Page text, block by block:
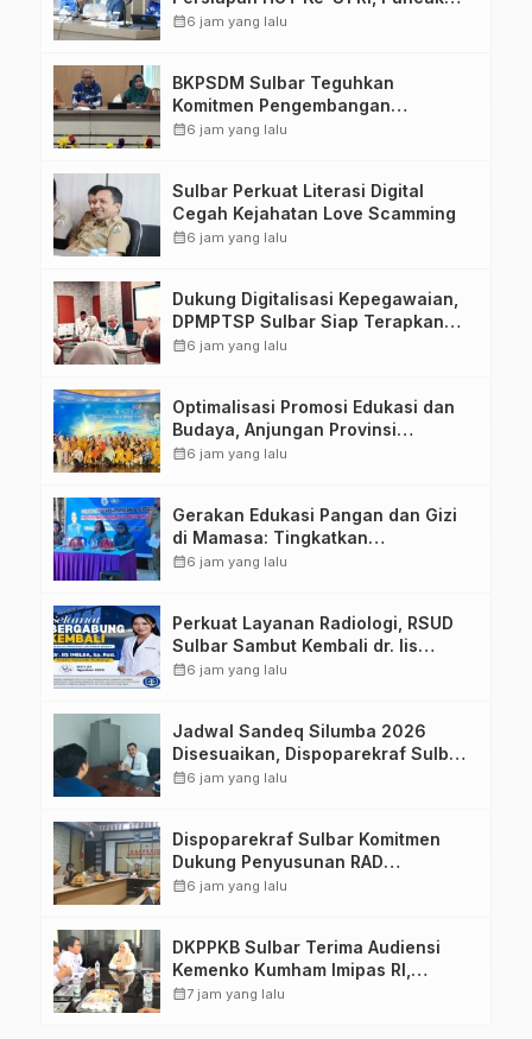
Upacara di Lapangan Ahmad
calendar_month6 jam yang lalu
BKPSDM Sulbar Teguhkan
Komitmen Pengembangan
Kompetensi ASN melalui
calendar_month6 jam yang lalu
Sulbar Perkuat Literasi Digital
Cegah Kejahatan Love Scamming
calendar_month6 jam yang lalu
Dukung Digitalisasi Kepegawaian,
DPMPTSP Sulbar Siap Terapkan
Aplikasi FLEKSI ASN
calendar_month6 jam yang lalu
Optimalisasi Promosi Edukasi dan
Budaya, Anjungan Provinsi
Sulawesi Barat Perkuat Kolaborasi
calendar_month6 jam yang lalu
Gerakan Edukasi Pangan dan Gizi
di Mamasa: Tingkatkan
Pengetahuan dan Keterampilan
calendar_month6 jam yang lalu
Perkuat Layanan Radiologi, RSUD
Sulbar Sambut Kembali dr. Iis
Imelda, Sp.Rad
calendar_month6 jam yang lalu
Jadwal Sandeq Silumba 2026
Disesuaikan, Dispoparekraf Sulbar
Pastikan Persiapan Tetap
calendar_month6 jam yang lalu
Dispoparekraf Sulbar Komitmen
Dukung Penyusunan RAD
TPB/SDGs Sulawesi Barat
calendar_month6 jam yang lalu
DKPPKB Sulbar Terima Audiensi
Kemenko Kumham Imipas RI,
Perkuat Pelayanan Kesehatan bagi
calendar_month7 jam yang lalu